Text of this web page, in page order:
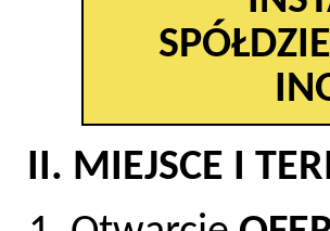
II. MIEJSCE I